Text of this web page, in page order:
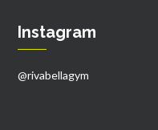
Instagram
@rivabellagym